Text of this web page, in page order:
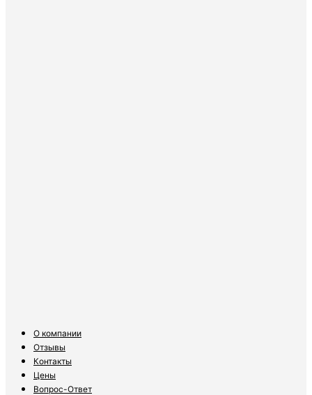
О компании
Отзывы
Контакты
Цены
Вопрос-Ответ